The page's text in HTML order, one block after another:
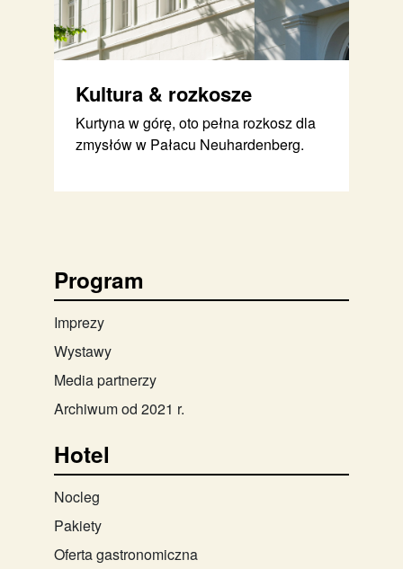
Kultura & rozkosze
Kurtyna w górę, oto pełna rozkosz dla
zmysłów w Pałacu Neuhardenberg.
Program
Imprezy
Wystawy
Media partnerzy
Archiwum od 2021 r.
Hotel
Nocleg
Pakiety
Oferta gastronomiczna